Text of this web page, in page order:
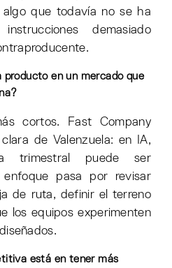
que todavía no se ha
demasiado
producto en un mercado que
cortos. Fast Company
de Valenzuela: en IA,
trimestral puede ser
pasa por revisar
de ruta, definir el terreno
los equipos experimenten
está en tener más